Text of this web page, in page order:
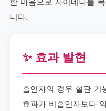
한 마음으로 자이데나를
니다.
✨ 효과 발현
흡연자의 경우 혈관 기
효과가 비흡연자보다